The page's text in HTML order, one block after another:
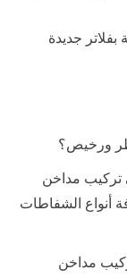
جديدة
ورخيص؟
تركيب مداخن
أنواع الشفاطات
مداخن